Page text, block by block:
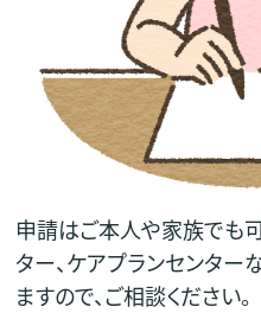
申請はご本人や家族でも
ター、ケアプランセンタ
ますので、ご相談ください。